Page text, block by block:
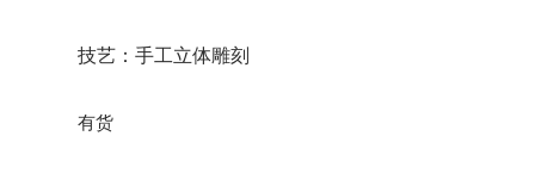
技艺：手工立体雕刻
有货